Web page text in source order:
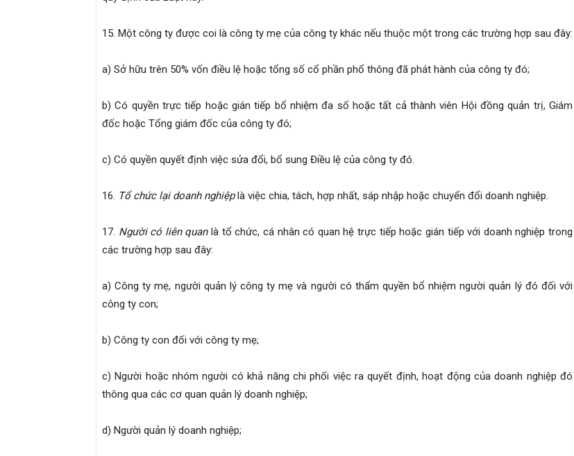
15. Một công ty được coi là công ty mẹ của công ty khác nếu thuộc một trong các trường hợp sau đây:
a) Sở hữu trên 50% vốn điều lệ hoặc tổng số cổ phần phổ thông đã phát hành của công ty đó;
b) Có quyền trực tiếp hoặc gián tiếp bổ nhiệm đa số hoặc tất cả thành viên Hội đồng quản trị, Giám
đốc hoặc Tổng giám đốc của công ty đó;
c) Có quyền quyết định việc sửa đổi, bổ sung Điều lệ của công ty đó.
16. Tổ chức lại doanh nghiệplà việc chia, tách, hợp nhất, sáp nhập hoặc chuyển đổi doanh nghiệp.
17. Người có liên quanlà tổ chức, cá nhân có quan hệ trực tiếp hoặc gián tiếp với doanh nghiệp trong
các trường hợp sau đây:
a) Công ty mẹ, người quản lý công ty mẹ và người có thẩm quyền bổ nhiệm người quản lý đó đối với
công ty con;
b) Công ty con đối với công ty mẹ;
c) Người hoặc nhóm người có khả năng chi phối việc ra quyết định, hoạt động của doanh nghiệp đó
thông qua các cơ quan quản lý doanh nghiệp;
d) Người quản lý doanh nghiệp;